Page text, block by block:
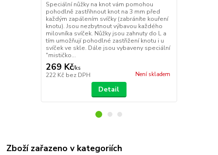
Speciální nůžky na knot vám pomohou
pohodlně zastřihnout knot na 3 mm před
každým zapálením svíčky (zabráníte kouření
knotu). Jsou nezbytnout výbavou každého
milovníka svíček. Nůžky jsou zahnuty do L a
tím umožňují pohodlné zastřižení knotu i u
svíček ve skle. Dále jsou vybaveny speciální
"mističko...
269 Kč/ks
222 Kč bez DPH Není skladem
Detail
Zboží zařazeno v kategoriích